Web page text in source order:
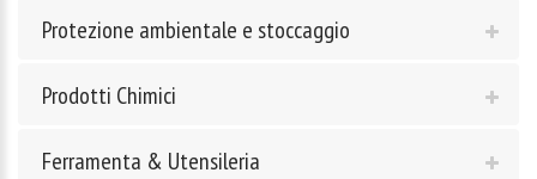
Protezione ambientale e stoccaggio
Prodotti Chimici
Ferramenta & Utensileria